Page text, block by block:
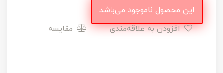
این محصول ناموجود می‌باشد
افزودن به علاقه‌مندی
مقایسه